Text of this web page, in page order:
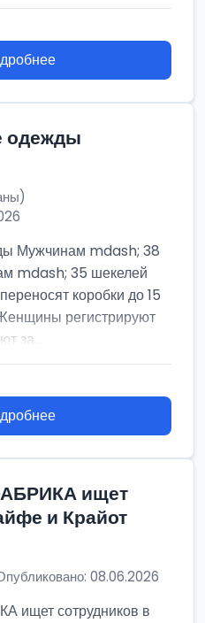
одежды
Мужчинам mdash; 38
mdash; 35 шекелей
коробки до 15
регистрируют
за...
ищет
и Крайот
08.06.2026
сотрудников в